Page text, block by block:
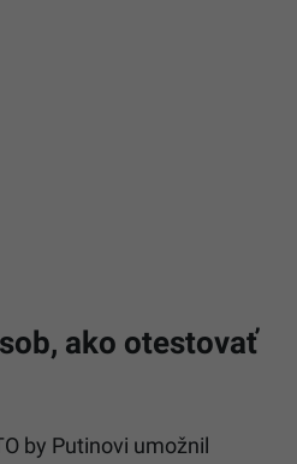
ako otestovať
by Putinovi umožnil